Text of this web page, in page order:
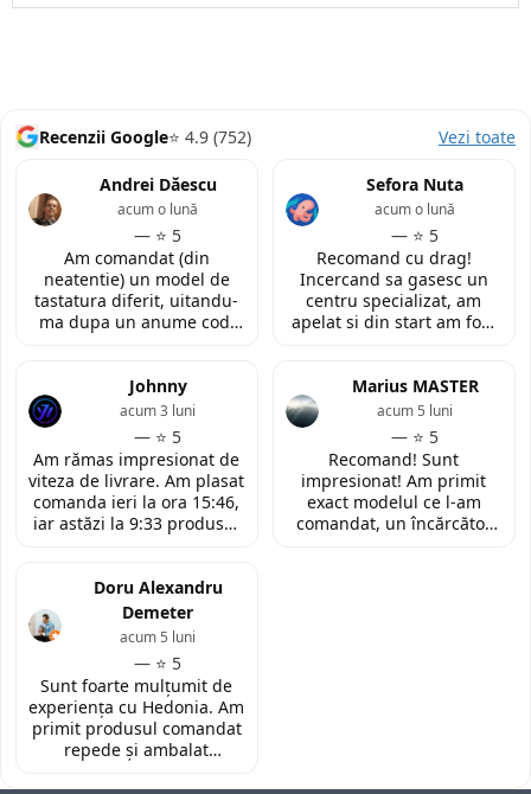
Recenzii Google⭐ 4.9 (752) Vezi toate
Andrei Dăescu
— ⭐ 5
acum o lună
Am comandat (din
neatentie) un model de
tastatura diferit, uitandu-
ma dupa un anume cod.
contactat in urma cererii
de retur si mi-au oferit
modelul potrivit de
tastatura pentru repararea
laptopului. Nu am ce
reprosa! Serviciu prompt si
de incredere!
Sefora Nuta
— ⭐ 5
acum o lună
Recomand cu drag!
Incercand sa gasesc un
centru specializat, am
apelat si din start am fost
fata locului, am fost placut
impresionata de
amabilitatea si priceperea
personalului. Multumesc
tare mult pentru ajutorul
oferit!
Johnny
— ⭐ 5
acum 3 luni
Am rămas impresionat de
viteza de livrare. Am plasat
comanda ieri la ora 15:46,
iar astăzi la 9:33 produsul
exact conform descrierii,
ambalată corespunzător și
la un preț foarte
toată încrederea!
Marius MASTER
— ⭐ 5
acum 5 luni
Recomand! Sunt
impresionat! Am primit
exact modelul ce l-am
comandat, un încărcător
Doru Alexandru
Demeter
— ⭐ 5
acum 5 luni
Sunt foarte mulțumit de
experiența cu Hedonia. Am
primit produsul comandat
repede și ambalat